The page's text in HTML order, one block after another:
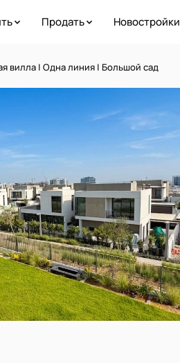
Продать Новостройки
вилла | Одна линия | Большой сад